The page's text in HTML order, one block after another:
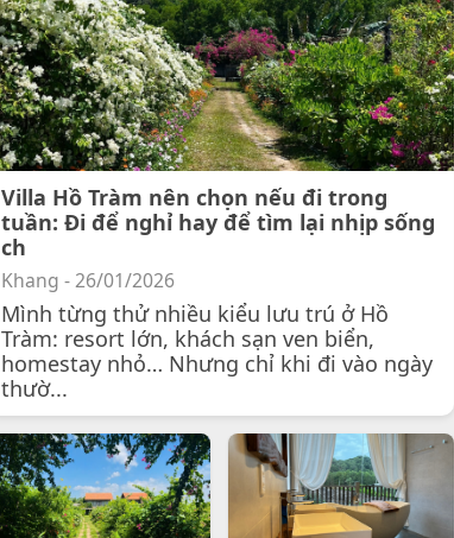
Villa Hồ Tràm nên chọn nếu đi trong
tuần: Đi để nghỉ hay để tìm lại nhịp sống
ch
Khang - 26/01/2026
Mình từng thử nhiều kiểu lưu trú ở Hồ
Tràm: resort lớn, khách sạn ven biển,
homestay nhỏ… Nhưng chỉ khi đi vào ngày
thườ...